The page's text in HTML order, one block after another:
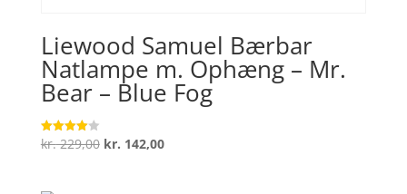
Liewood Samuel Bærbar
Natlampe m. Ophæng – Mr.
Bear – Blue Fog
Vurderet
4
kr.229,00 Den
kr. 142,00Den